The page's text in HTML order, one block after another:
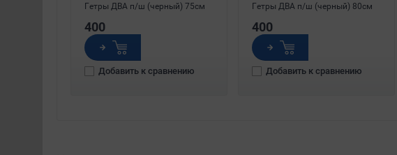
Гетры ДВА п/ш (черный) 75см
400
Добавить к сравнению
Гетры ДВА п/ш (черный) 80см
400
Добавить к сравнению